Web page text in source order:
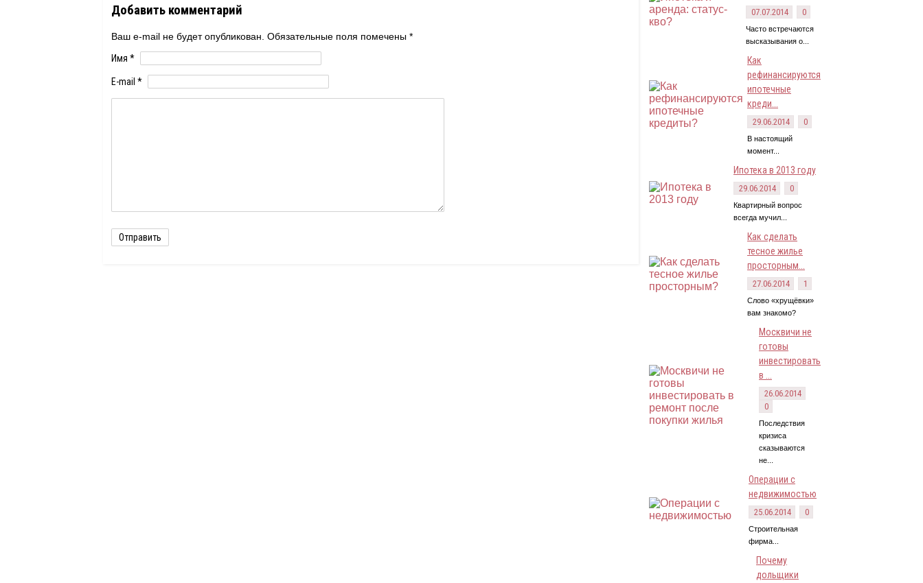
Добавить комментарий
Ваш e-mail не будет опубликован. Обязательные поля помечены *
Имя *
E-mail *
07.07.2014 0
Часто встречаются
высказывания о...
Как
рефинансируются
ипотечные
креди...
29.06.2014 0
В настоящий
момент...
Ипотека в 2013 году
29.06.2014 0
Квартирный вопрос
всегда мучил...
Как сделать
тесное жилье
просторным...
27.06.2014 1
Слово «хрущёвки»
вам знакомо?
Москвичи не
готовы
инвестировать
в ...
26.06.2014
0
Последствия
кризиса
сказываются
не...
Операции с
недвижимостью
25.06.2014 0
Строительная
фирма...
Почему
дольщики